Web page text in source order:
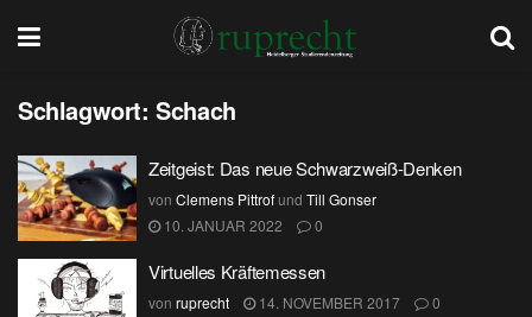
Schlagwort:Schach
Zeitgeist: Das neue Schwarzweiß-Denken
von Clemens Pittrofund Till Gonser
10. JANUAR 2022
0
Virtuelles Kräftemessen
von ruprecht 14. NOVEMBER 2017 0